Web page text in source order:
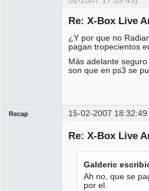
Re: X-Box Live
¿Y por que no
pagan tropecientos
Más adelante
son que en ps3 se
Recap 15-02-2007 18:32:49
Re: X-Box Live
Galderic
Ah no, que se
por el.